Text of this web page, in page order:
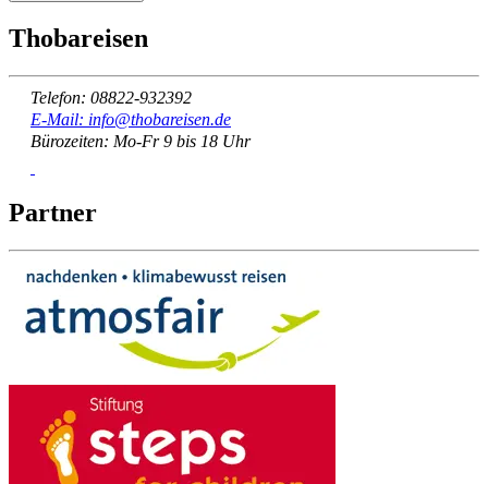
Thobareisen
Telefon: 08822-932392
E-Mail: info@thobareisen.de
Bürozeiten: Mo-Fr 9 bis 18 Uhr
Partner